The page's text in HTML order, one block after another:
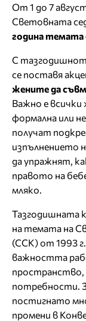
От 1 до 7
Световната
година темата
С
се поставя
жените да
Важно е
формална или
получат
изпълнението
да упражнят,
правото на
мляко.
Тазгодишната
на темата на
(ССК) от 1993
важността
потребности.
постигнато
промени в